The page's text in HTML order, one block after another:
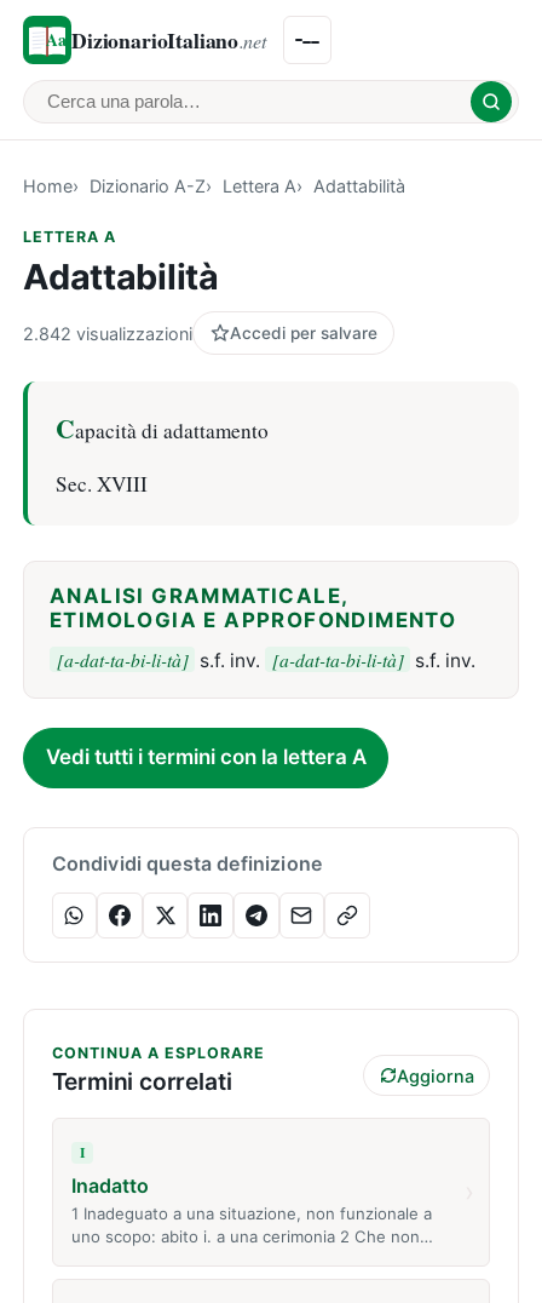
DizionarioItaliano.net
Cerca una parola
Home Dizionario A-Z Lettera A Adattabilità
LETTERA A
Adattabilità
2.842 visualizzazioni Accedi per salvare
Capacità di adattamento
Sec. XVIII
ANALISI GRAMMATICALE,
ETIMOLOGIA E APPROFONDIMENTO
[a-dat-ta-bi-li-tà] s.f. inv. [a-dat-ta-bi-li-tà] s.f. inv.
Vedi tutti i termini con la lettera A
Condividi questa definizione
CONTINUA A ESPLORARE
Termini correlati Aggiorna
I
Inadatto
1 Inadeguato a una situazione, non funzionale a
uno scopo: abito i. a una cerimonia 2 Che non…